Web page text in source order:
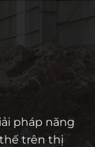
pháp năng
trên thị